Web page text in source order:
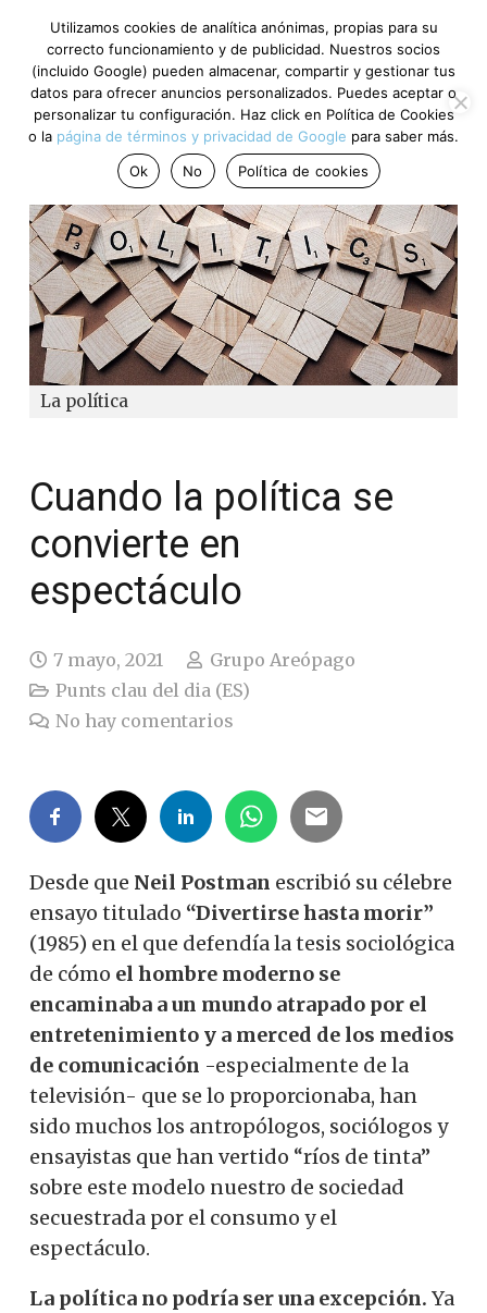
La política
Cuando la política se
convierte en
espectáculo
7 mayo, 2021
Grupo Areópago
Punts clau del dia (ES)
No hay comentarios
Desde que Neil Postman escribió su célebre
ensayo titulado “Divertirse hasta morir”
(1985) en el que defendía la tesis sociológica
de cómo el hombre moderno se
encaminaba a un mundo atrapado por el
entretenimiento y a merced de los medios
de comunicación -especialmente de la
televisión- que se lo proporcionaba, han
sido muchos los antropólogos, sociólogos y
ensayistas que han vertido “ríos de tinta”
sobre este modelo nuestro de sociedad
secuestrada por el consumo y el
espectáculo.
La política no podría ser una excepción. Ya
Utilizamos cookies de analítica anónimas, propias para su
correcto funcionamiento y de publicidad. Nuestros socios
(incluido Google) pueden almacenar, compartir y gestionar tus
datos para ofrecer anuncios personalizados. Puedes aceptar o
personalizar tu configuración. Haz click en Política de Cookies
o la página de términos y privacidad de Google para saber más.
Ok
No Política de cookies